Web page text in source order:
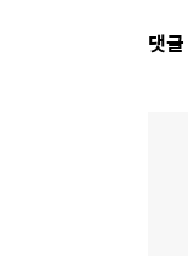
댓
댓글